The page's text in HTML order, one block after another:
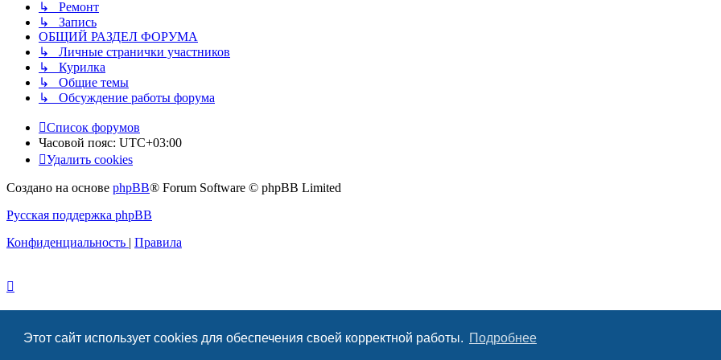
Этот сайт использует cookies для обеспечения своей корректной работы. Подробнее
↳ Ремонт
↳ Запись
ОБЩИЙ РАЗДЕЛ ФОРУМА
↳ Личные странички участников
↳ Курилка
↳ Общие темы
↳ Обсуждение работы форума
Список форумов
Часовой пояс: UTC+03:00
Удалить cookies
Создано на основе phpBB® Forum Software © phpBB Limited
Русская поддержка phpBB
Конфиденциальность | Правила